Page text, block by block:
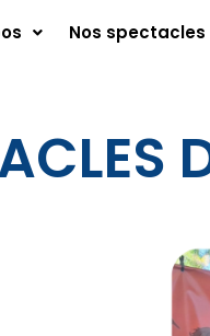
Nos spectacles